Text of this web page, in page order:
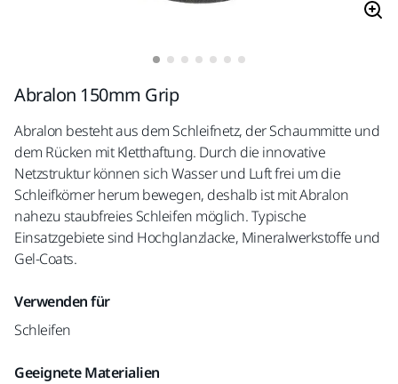
Abralon 150mm Grip
Abralon besteht aus dem Schleifnetz, der Schaummitte und
dem Rücken mit Kletthaftung. Durch die innovative
Netzstruktur können sich Wasser und Luft frei um die
Schleifkörner herum bewegen, deshalb ist mit Abralon
nahezu staubfreies Schleifen möglich. Typische
Einsatzgebiete sind Hochglanzlacke, Mineralwerkstoffe und
Gel-Coats.
Verwenden für
Schleifen
Geeignete Materialien